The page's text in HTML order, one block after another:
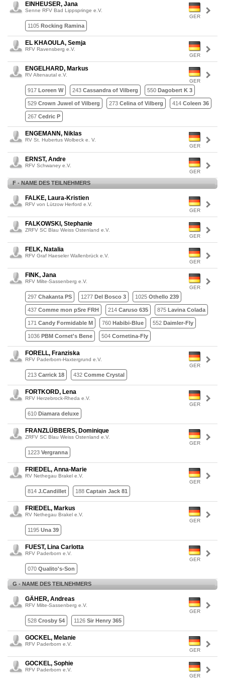
GER
EINHEUSER, Jana
Senne RFV Bad Lippspringe e.V.
1105 Rocking Ramina
GER
EL KHAOULA, Semja
RFV Ravensberg e.V.
GER
ENGELHARD, Markus
RV Altenautal e.V.
917 Loreen W 243 Cassandra of Vilberg 550 Dagobert K 3
529 Crown Juwel of Vilberg 273 Celina of Vilberg 414 Coleen 36
267 Cedric P
GER
ENGEMANN, Niklas
RV St. Hubertus Wolbeck e. V.
GER
ERNST, Andre
RFV Schwaney e.V.
F - NAME DES TEILNEHMERS
GER
FALKE, Laura-Kristien
RFV von Lützow Herford e.V.
GER
FALKOWSKI, Stephanie
ZRFV SC Blau Weiss Ostenland e.V.
GER
FELK, Natalia
RFV Graf Haeseler Wallenbrück e.V.
GER
FINK, Jana
RFV Milte-Sassenberg e.V.
297 Chakanta PS 1277 Del Bosco 3 1025 Othello 239
437 Comme mon pSre FRH 214 Caruso 635 875 Lavina Colada
171 Candy Formidable M 760 Habibi-Blue 552 Daimler-Fly
1036 PBM Cornet's Bene 504 Cornetina-Fly
GER
FORELL, Franziska
RFV Paderborn-Haxtergrund e.V.
213 Carrick 18 432 Comme Crystal
GER
FORTKORD, Lena
RFV Herzebrock-Rheda e.V.
610 Diamara deluxe
GER
FRANZLÜBBERS, Dominique
ZRFV SC Blau Weiss Ostenland e.V.
1223 Vergranna
GER
FRIEDEL, Anna-Marie
RV Nethegau Brakel e.V.
814 J.Candillet 188 Captain Jack 81
GER
FRIEDEL, Markus
RV Nethegau Brakel e.V.
1195 Una 39
GER
FUEST, Lina Carlotta
RFV Paderborn e.V.
070 Qualito's-Son
G - NAME DES TEILNEHMERS
GER
GÄHER, Andreas
RFV Milte-Sassenberg e.V.
528 Crosby 54 1126 Sir Henry 365
GER
GOCKEL, Melanie
RFV Paderborn e.V.
GER
GOCKEL, Sophie
RFV Paderborn e.V.